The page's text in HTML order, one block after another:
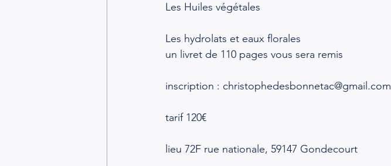
Les Huiles végétales
Les hydrolats et eaux florales
un livret de 110 pages vous sera remis
inscription : christophedesbonnetac@gmail.com
tarif 120€
lieu 72F rue nationale, 59147 Gondecourt